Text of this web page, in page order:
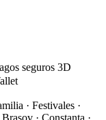
seguros 3D
· Festivales ·